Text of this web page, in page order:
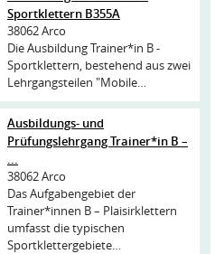
Sportklettern B355A
38062 Arco
Die Ausbildung Trainer*in B -
Sportklettern, bestehend aus zwei
Lehrgangsteilen "Mobile…
Ausbildungs- und
Prüfungslehrgang Trainer*in B –
...
38062 Arco
Das Aufgabengebiet der
Trainer*innen B – Plaisirklettern
umfasst die typischen
Sportklettergebiete…